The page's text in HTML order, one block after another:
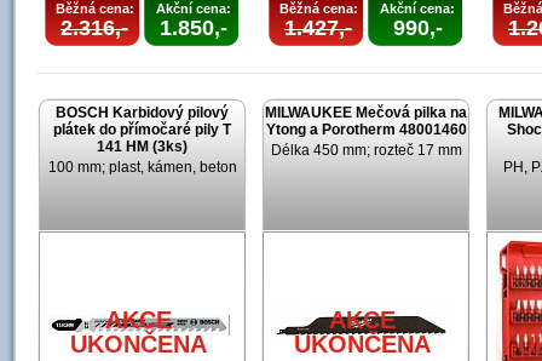
Běžná cena:
2.316,-
Akční cena:
1.850,-
Běžná cena:
1.427,-
Akční cena:
990,-
BOSCH Karbidový pilový
plátek do přímočaré pily T
141 HM (3ks)
100 mm; plast, kámen, beton
AKCE
UKONČENA
MILWAUKEE Mečová pilka na
Ytong a Porotherm 48001460
Délka 450 mm; rozteč 17 mm
AKCE
UKONČENA
PH,